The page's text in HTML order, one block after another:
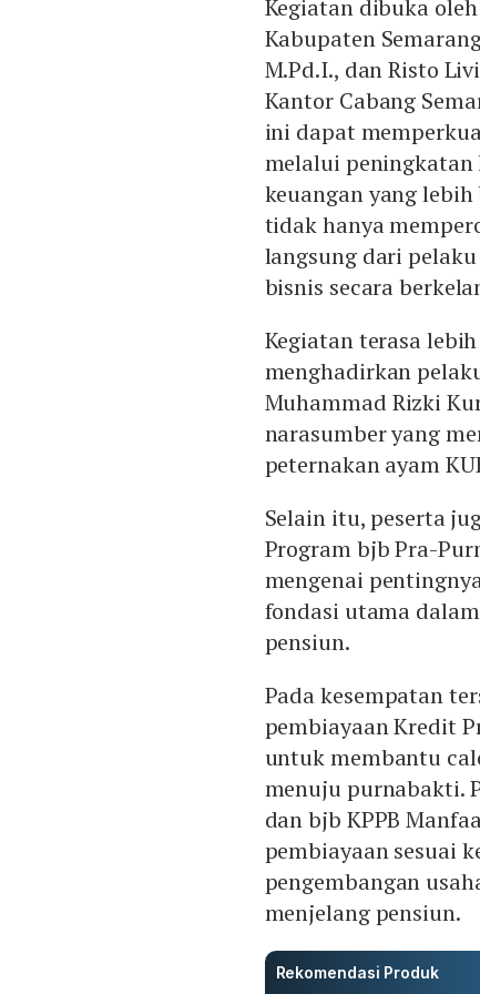
Kegiatan dibuka
Kabupaten
M.Pd.I., dan Risto
Kantor Cabang
ini dapat
melalui peningkatan
keuangan yang
tidak hanya
langsung dari
bisnis secara
Kegiatan terasa
menghadirkan
Muhammad Rizki
narasumber yang
peternakan ayam
Selain itu, peserta
Program bjb Pra-
mengenai
fondasi utama
pensiun.
Pada kesempatan
pembiayaan Kredit
untuk membantu
menuju purnabakti.
dan bjb KPPB
pembiayaan sesuai
pengembangan
menjelang pensiun.
Rekomendasi Produk